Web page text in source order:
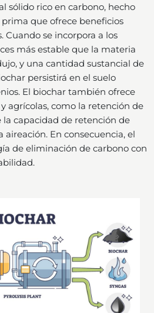
sólido rico en carbono, hecho
que ofrece beneficios
Cuando se incorpora a los
más estable que la materia
y una cantidad sustancial de
persistirá en el suelo
El biochar también ofrece
agrícolas, como la retención de
capacidad de retención de
En consecuencia, el
de eliminación de carbono con